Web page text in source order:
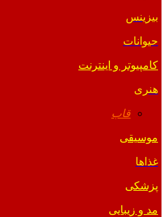
بیزینس
حیوانات
کامپیوتر و اینترنت
هنری
قاب
موسیقی
غذاها
پزشکی
مد و زیبایی